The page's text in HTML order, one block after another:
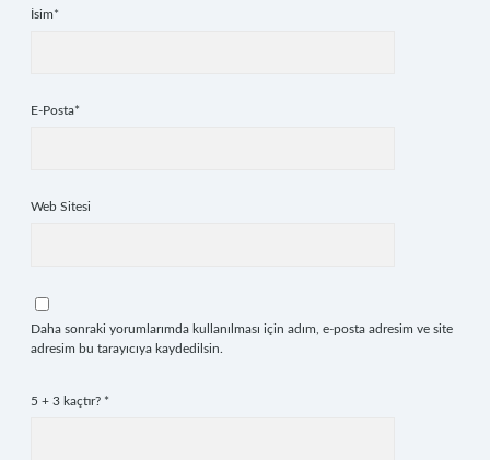
İsim*
E-Posta*
Web Sitesi
Daha sonraki yorumlarımda kullanılması için adım, e-posta adresim ve site
adresim bu tarayıcıya kaydedilsin.
5 + 3 kaçtır? *